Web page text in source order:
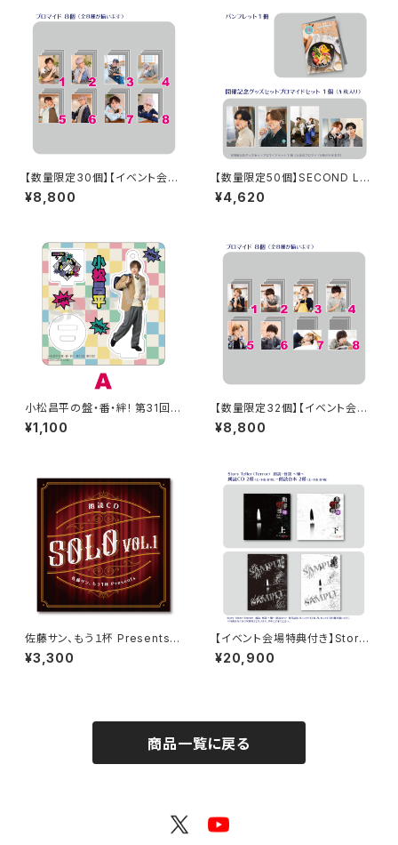
【数量限定30個】【イベント会場
特典付き】SECOND LINE Pre
sents みんなに会いに行くよ!
¥8,800
【数量限定50個】SECOND LIN
E Presents みんなに会いに行
くよ! 第44回 in 山形 開催記念
¥4,620
小松昌平の盤・番・絆! 第31回、
第32回 アクリルスタンド A
¥1,100
【数量限定32個】【イベント会場
特典付き】SECOND LINE Pre
sents みんなに会いに行くよ!
¥8,800
佐藤サン、もう１杯 Presents
朗読CD SOLO Vol.1
¥3,300
【イベント会場特典付き】Story
Teller（Terror） 朗読・怪談 〜
嫌〜 朗読セット
¥20,900
商品一覧に戻る